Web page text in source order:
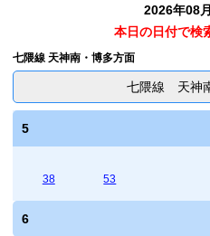
2026年08
本日の日付で検
七隈線 天神南・博多方面
七隈線 天神
5
38 53
6